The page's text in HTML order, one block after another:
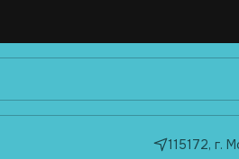
115172, г.